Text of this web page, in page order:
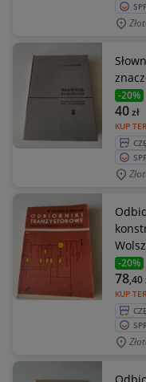
-20%
KUP
40zł
-20%
KUP
78,40